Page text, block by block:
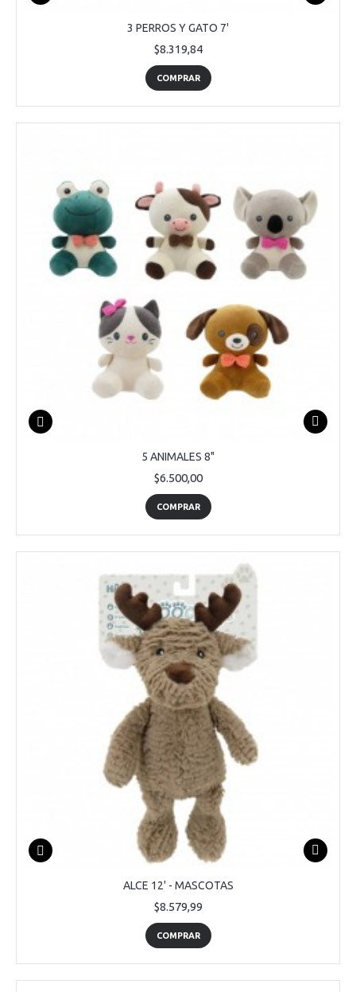
3 PERROS Y GATO 7'
$8.319,84
COMPRAR
5 ANIMALES 8"
$6.500,00
COMPRAR
ALCE 12' - MASCOTAS
$8.579,99
COMPRAR